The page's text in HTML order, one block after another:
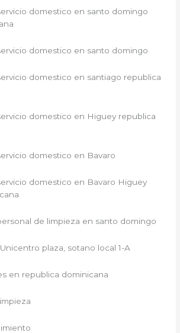
domestico en santo domingo
domestico en santo domingo
domestico en santiago republica
domestico en Higuey republica
domestico en Bavaro
domestico en Bavaro Higuey
de limpieza en santo domingo
plaza, sotano local 1-A
en republica dominicana